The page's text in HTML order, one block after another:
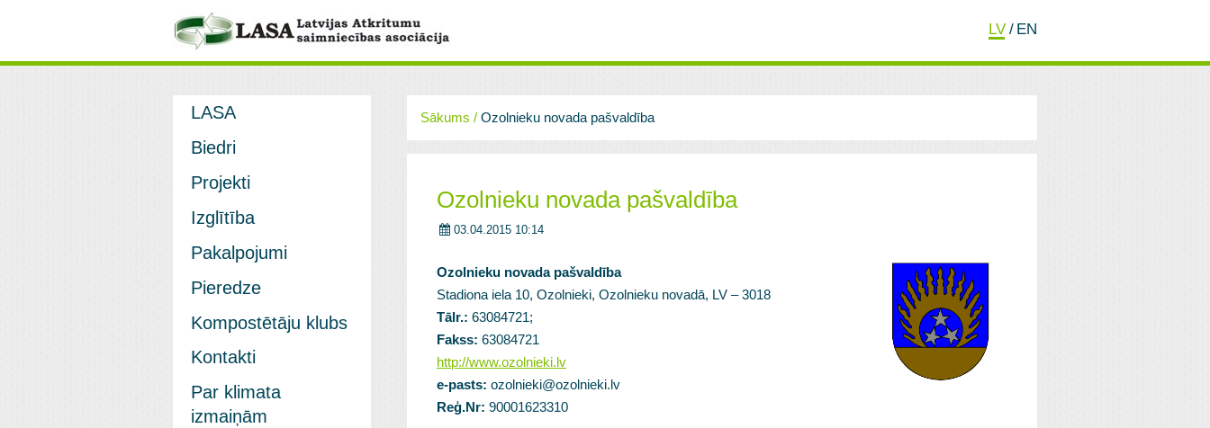
EN
LV /
Sākums / Ozolnieku novada pašvaldība
Ozolnieku novada pašvaldība
03.04.2015 10:14
Ozolnieku novada pašvaldība
Stadiona iela 10, Ozolnieki, Ozolnieku novadā, LV – 3018
Tālr.: 63084721;
Fakss: 63084721
http://www.ozolnieki.lv
e-pasts: ozolnieki@ozolnieki.lv
Reģ.Nr: 90001623310
LASA
Biedri
Projekti
Izglītība
Pakalpojumi
Pieredze
Kompostētāju klubs
Kontakti
Par klimata
izmaiņām